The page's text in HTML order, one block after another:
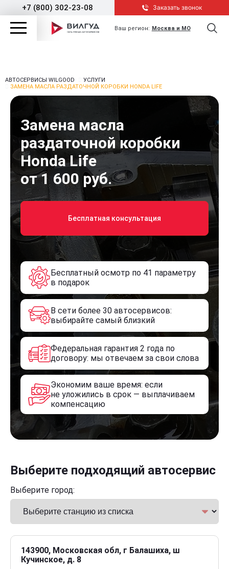
+7 (800) 302-23-08 Заказать звонок
Ваш регион: Москва и МО
АВТОСЕРВИСЫ WILGOOD
УСЛУГИ
ЗАМЕНА МАСЛА РАЗДАТОЧНОЙ КОРОБКИ HONDA LIFE
Замена масла
раздаточной коробки
Honda Life
от 1 600 руб.
Бесплатная консультация
Бесплатный осмотр по 41 параметру
в подарок
В сети более 30 автосервисов:
выбирайте самый близкий
Федеральная гарантия 2 года по
договору: мы отвечаем за свои слова
Экономим ваше время: если
не уложились в срок — выплачиваем
компенсацию
Выберите подходящий автосервис
Выберите город:
143900, Московская обл, г Балашиха, ш
Кучинское, д. 8